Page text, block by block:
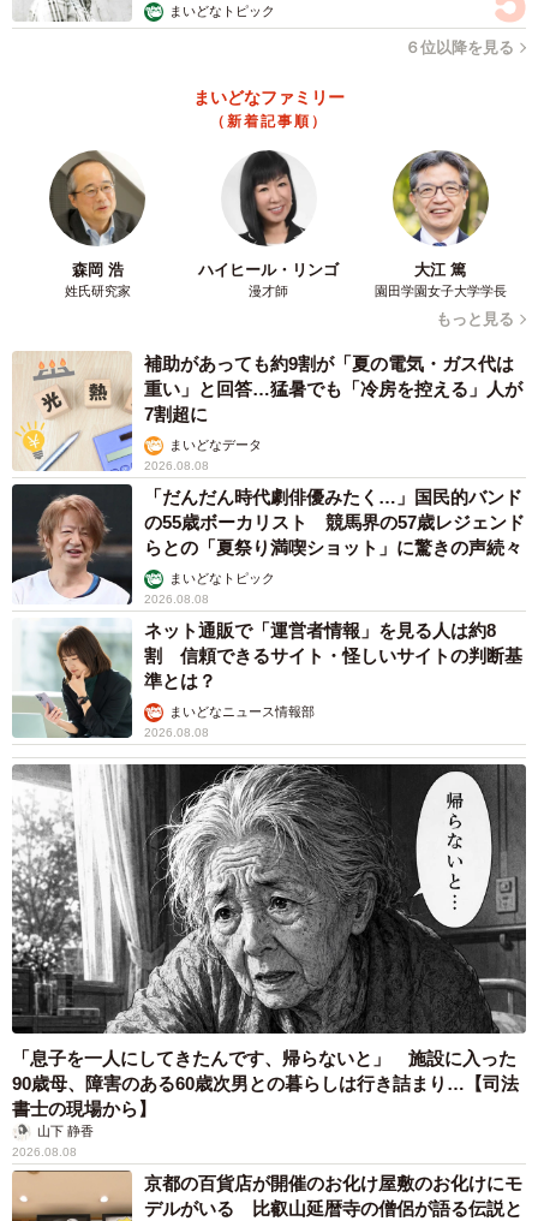
まいどなトピック
６位以降を見る
まいどなファミリー
（新着記事順）
森岡 浩
姓氏研究家
ハイヒール・リンゴ
漫才師
大江 篤
園田学園女子大学学長
もっと見る
補助があっても約9割が「夏の電気・ガス代は
重い」と回答…猛暑でも「冷房を控える」人が
7割超に
まいどなデータ
2026.08.08
「だんだん時代劇俳優みたく…」国民的バンド
の55歳ボーカリスト 競馬界の57歳レジェンド
らとの「夏祭り満喫ショット」に驚きの声続々
まいどなトピック
2026.08.08
ネット通販で「運営者情報」を見る人は約8
割 信頼できるサイト・怪しいサイトの判断基
準とは？
まいどなニュース情報部
2026.08.08
「息子を一人にしてきたんです、帰らないと」 施設に入った
90歳母、障害のある60歳次男との暮らしは行き詰まり…【司法
書士の現場から】
山下 静香
2026.08.08
京都の百貨店が開催のお化け屋敷のお化けにモ
デルがいる 比叡山延暦寺の僧侶が語る伝説と